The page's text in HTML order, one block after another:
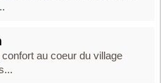
au coeur du village